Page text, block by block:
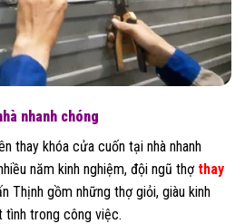
nhanh chóng
thay khóa cửa cuốn tại nhà nhanh
năm kinh nghiệm, đội ngũ thợ thay
Thịnh gồm những thợ giỏi, giàu kinh
tình trong công việc.